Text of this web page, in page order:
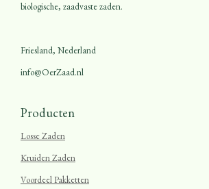
biologische, zaadvaste zaden.
Friesland, Nederland
info@OerZaad.nl
Producten
Losse Zaden
Kruiden Zaden
Voordeel Pakketten